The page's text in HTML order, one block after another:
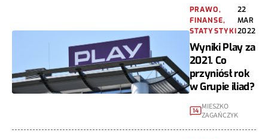
PRAWO,
FINANSE,
STATYSTYKI
22
MAR
2022
Wyniki Play za
2021. Co
przyniósł rok
w Grupie iliad?
14 MIESZKO
ZAGAŃCZYK